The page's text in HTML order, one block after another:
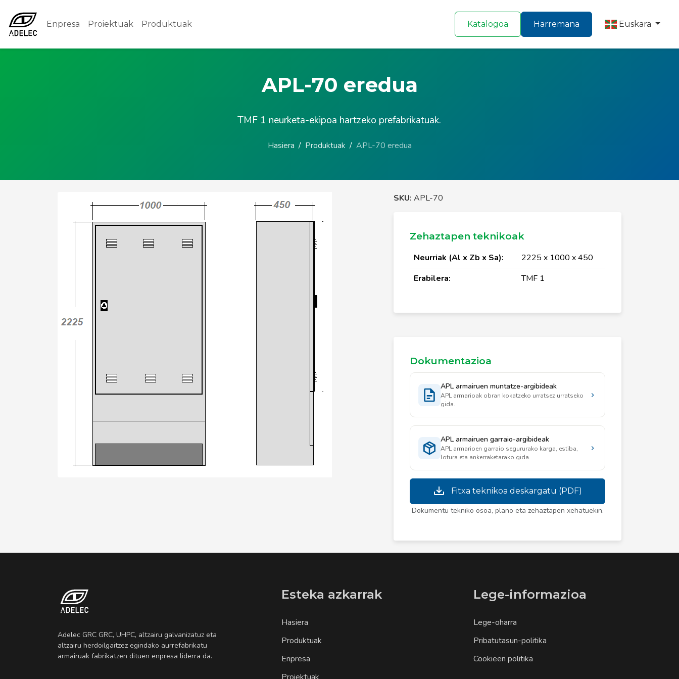
Enpresa Proiektuak Produktuak Katalogoa Harremana Euskara
APL-70 eredua
TMF 1 neurketa-ekipoa hartzeko prefabrikatuak.
Hasiera Produktuak APL-70 eredua
SKU: APL-70
Zehaztapen teknikoak
Neurriak (Al x Zb x Sa):
2225 x 1000 x 450
Erabilera:
TMF 1
Dokumentazioa
APL armairuen muntatze-argibideak
APL armarioak obran kokatzeko urratsez urratseko
gida.
APL armairuen garraio-argibideak
APL armarioen garraio segururako karga, estiba,
lotura eta ankerraketarako gida.
Fitxa teknikoa deskargatu (PDF)
Dokumentu tekniko osoa, plano eta zehaztapen xehatuekin.
Adelec GRC GRC, UHPC, altzairu galvanizatuz eta
altzairu herdoilgaitzez egindako aurrefabrikatu
armairuak fabrikatzen dituen enpresa liderra da.
Esteka azkarrak
Hasiera
Produktuak
Enpresa
Lege-informazioa
Lege-oharra
Pribatutasun-politika
Cookieen politika